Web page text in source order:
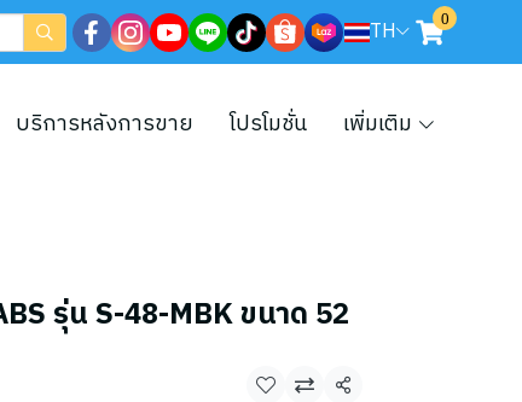
TH 0
บริการหลังการขาย โปรโมชั่น เพิ่มเติม
รุ่น S-48-MBK ขนาด 52
แชร์